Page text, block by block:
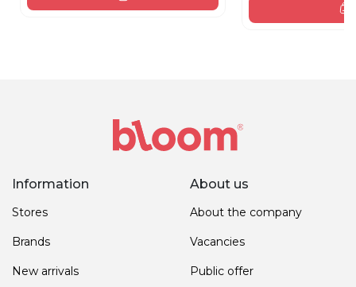
Information
Stores
Brands
New arrivals
About us
About the company
Vacancies
Public offer